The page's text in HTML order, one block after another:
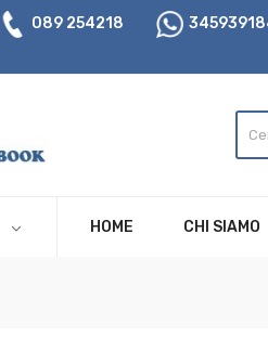
089 254218
HOME CHI SIAMO